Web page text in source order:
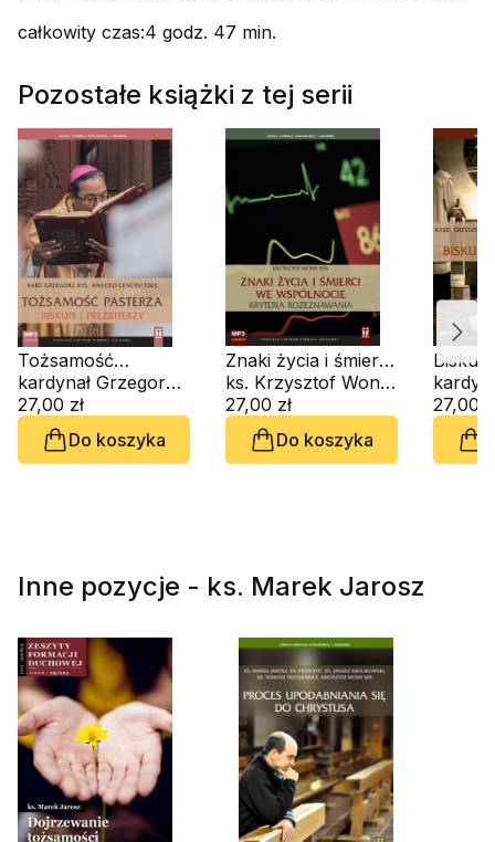
całkowity czas:4 godz. 47 min.
Pozostałe książki z tej serii
Tożsamość
pasterza. Biskupi i
prezbiterzy (CD-
audiobook)
kardynał Grzegorz Ryś, Amedeo Cencini FdCC
27,00 zł
Do koszyka
Znaki życia i śmierci
we wspólnocie.
Kryteria
rozeznawania (CD-
audiobook)
ks. Krzysztof Wons SDS
27,00 zł
Do koszyka
(CD-
27,00
Inne pozycje - ks. Marek Jarosz